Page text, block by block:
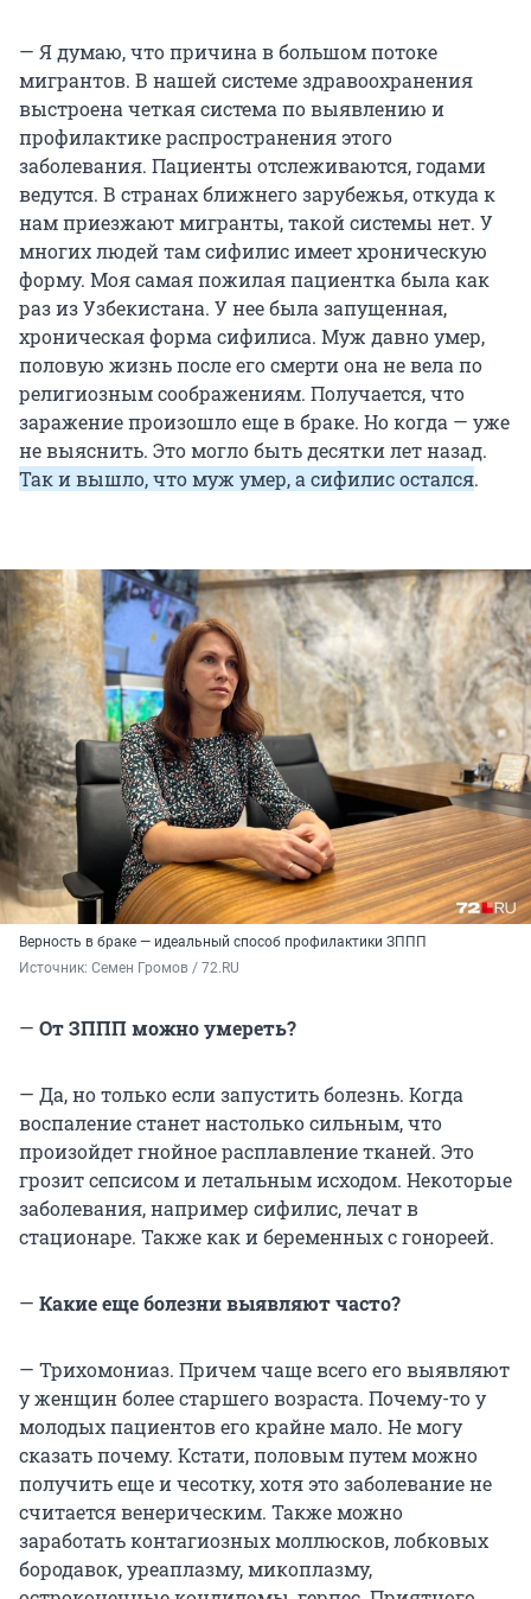
— Я думаю, что причина в большом потоке
мигрантов. В нашей системе здравоохранения
выстроена четкая система по выявлению и
профилактике распространения этого
заболевания. Пациенты отслеживаются, годами
ведутся. В странах ближнего зарубежья, откуда к
нам приезжают мигранты, такой системы нет. У
многих людей там сифилис имеет хроническую
форму. Моя самая пожилая пациентка была как
раз из Узбекистана. У нее была запущенная,
хроническая форма сифилиса. Муж давно умер,
половую жизнь после его смерти она не вела по
религиозным соображениям. Получается, что
заражение произошло еще в браке. Но когда — уже
не выяснить. Это могло быть десятки лет назад.
Так и вышло, что муж умер, а сифилис остался.
Верность в браке — идеальный способ профилактики ЗППП
Источник: Семен Громов / 72.RU
— От ЗППП можно умереть?
— Да, но только если запустить болезнь. Когда
воспаление станет настолько сильным, что
произойдет гнойное расплавление тканей. Это
грозит сепсисом и летальным исходом. Некоторые
заболевания, например сифилис, лечат в
стационаре. Также как и беременных с гонореей.
— Какие еще болезни выявляют часто?
— Трихомониаз. Причем чаще всего его выявляют
у женщин более старшего возраста. Почему-то у
молодых пациентов его крайне мало. Не могу
сказать почему. Кстати, половым путем можно
получить еще и чесотку, хотя это заболевание не
считается венерическим. Также можно
заработать контагиозных моллюсков, лобковых
бородавок, уреаплазму, микоплазму,